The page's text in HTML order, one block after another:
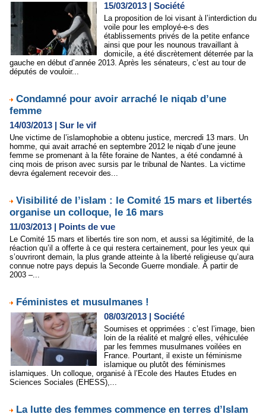
15/03/2013 | Société
La proposition de loi visant à l’interdiction du
voile pour les employé-e-s des
établissements privés de la petite enfance
ainsi que pour les nounous travaillant à
domicile, a été discrètement déterrée par la
gauche en début d’année 2013. Après les sénateurs, c’est au tour de
députés de vouloir...
Condamné pour avoir arraché le niqab d’une
femme
14/03/2013 | Sur le vif
Une victime de l’islamophobie a obtenu justice, mercredi 13 mars. Un
homme, qui avait arraché en septembre 2012 le niqab d’une jeune
femme se promenant à la fête foraine de Nantes, a été condamné à
cinq mois de prison avec sursis par le tribunal de Nantes. La victime
devra également recevoir des...
Visibilité de l’islam : le Comité 15 mars et libertés
organise un colloque, le 16 mars
11/03/2013 | Points de vue
Le Comité 15 mars et libertés tire son nom, et aussi sa légitimité, de la
réaction qu’il a offerte à ce qui restera certainement, pour les yeux qui
s’ouvriront demain, la plus grande atteinte à la liberté religieuse qu’aura
connue notre pays depuis la Seconde Guerre mondiale. À partir de
2003 –...
Féministes et musulmanes !
08/03/2013 | Société
Soumises et opprimées : c’est l’image, bien
loin de la réalité et malgré elles, véhiculée
par les femmes musulmanes voilées en
France. Pourtant, il existe un féminisme
islamique ou plutôt des féminismes
islamiques. Un colloque, organisé à l’Ecole des Hautes Etudes en
Sciences Sociales (EHESS),...
La lutte des femmes commence en terres d’Islam